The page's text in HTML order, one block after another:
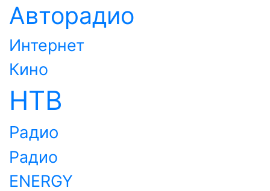
Авторадио
Интернет
Кино
НТВ
Радио
Радио
ENERGY